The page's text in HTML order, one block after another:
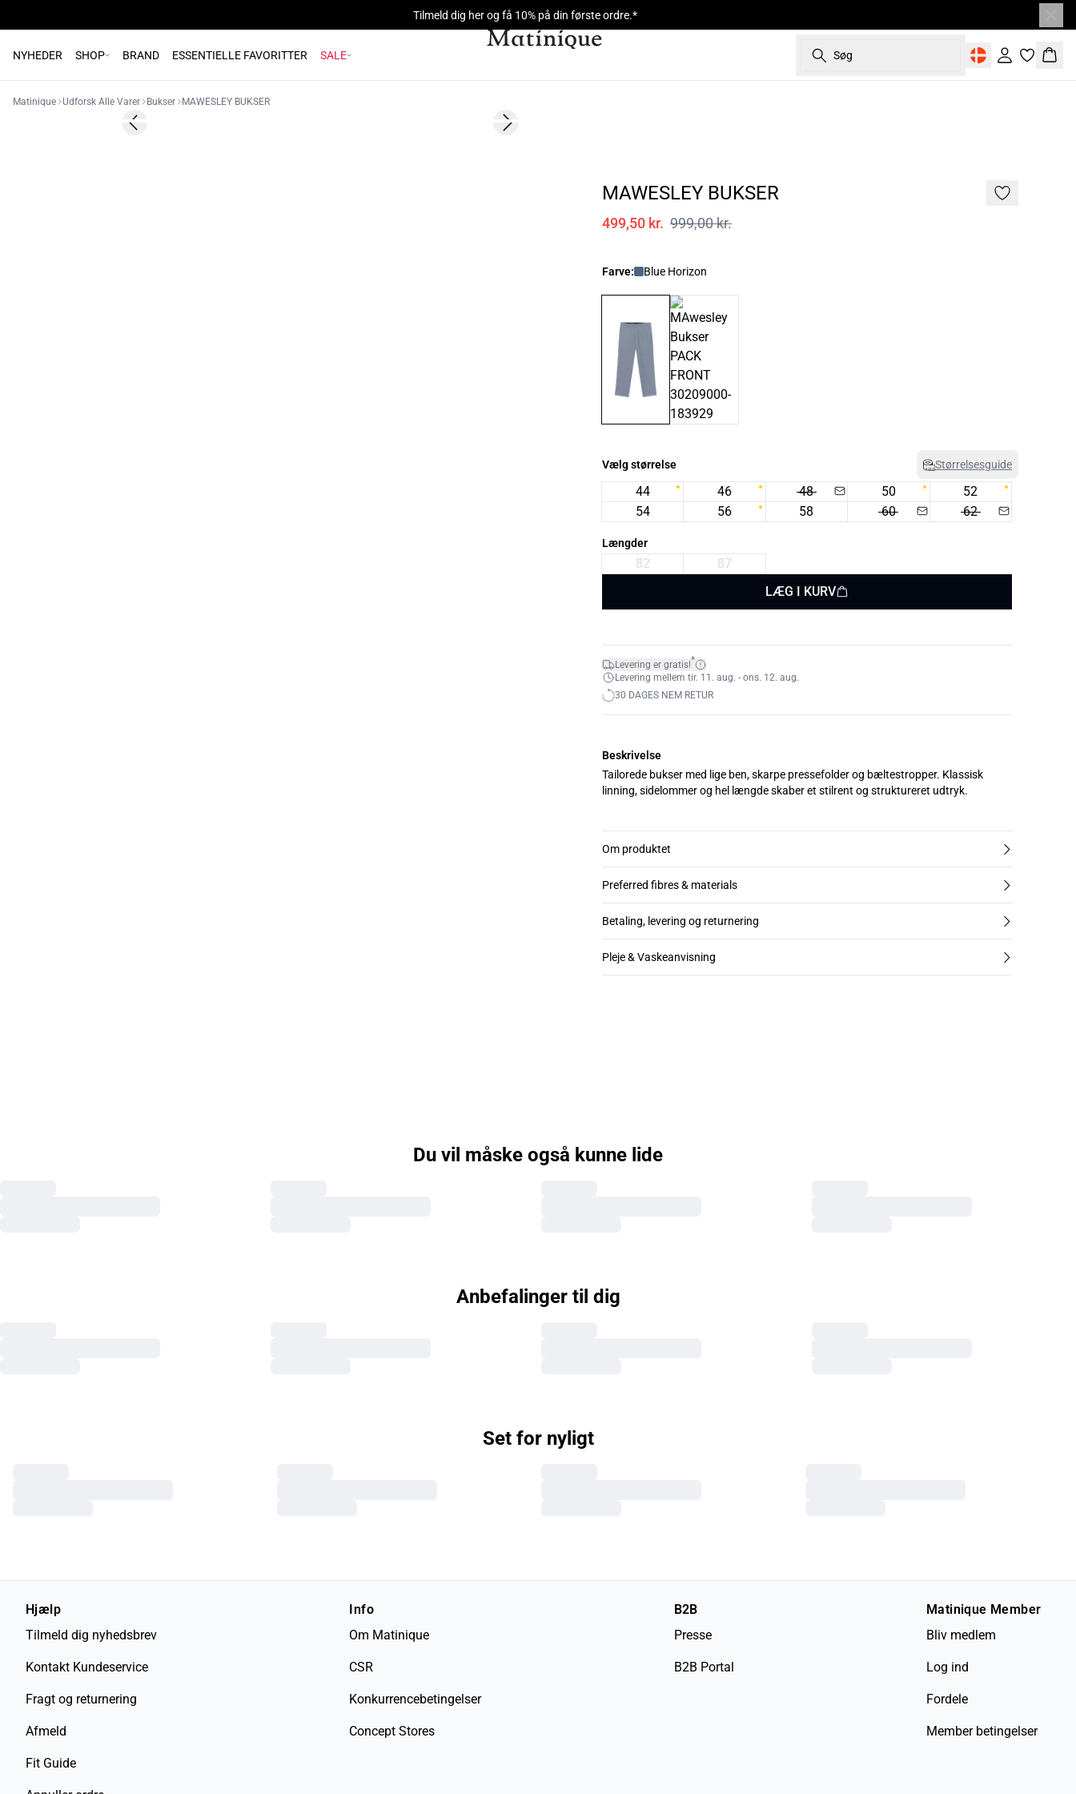
Tilmeld dig her og få 10% på din første ordre.*
NYHEDER SHOP BRAND ESSENTIELLE FAVORITTER SALE Søg
Log ind Kurv
Matinique Udforsk Alle Varer Bukser MAWESLEY BUKSER
- 50%Previous slide Next slide
MAWESLEY BUKSER
499,50 kr. 999,00 kr.
Farve: Blue Horizon
Vælg størrelse Størrelsesguide
44 46 48 50
52
54
56 58 60 62
Længder
82
87
LÆG I KURV
Levering er gratis!*
Levering mellem tir. 11. aug. - ons. 12. aug.
30 DAGES NEM RETUR
Beskrivelse
Tailorede bukser med lige ben, skarpe pressefolder og bæltestropper. Klassisk
linning, sidelommer og hel længde skaber et stilrent og struktureret udtryk.
Om produktet
Preferred fibres & materials
Betaling, levering og returnering
Pleje & Vaskeanvisning
Du vil måske også kunne lide
Anbefalinger til dig
Set for nyligt
Hjælp
Tilmeld dig nyhedsbrev
Kontakt Kundeservice
Fragt og returnering
Afmeld
Fit Guide
Info
Om Matinique
CSR
Konkurrencebetingelser
Concept Stores
B2B
Presse
B2B Portal
Matinique Member
Bliv medlem
Log ind
Fordele
Member betingelser